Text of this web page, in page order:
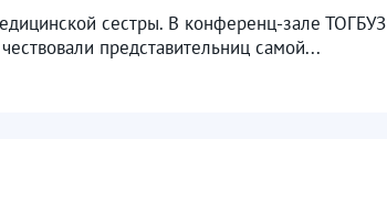
сестры. В конференц-зале ТОГБУЗ
представительниц самой...